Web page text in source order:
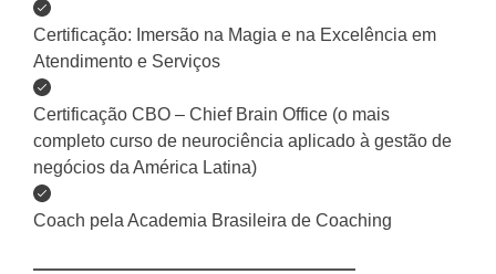
Certificação: Imersão na Magia e na Excelência em
Atendimento e Serviços
Certificação CBO – Chief Brain Office (o mais
completo curso de neurociência aplicado à gestão de
negócios da América Latina)
Coach pela Academia Brasileira de Coaching